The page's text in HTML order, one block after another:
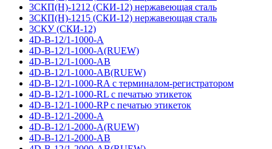
3СКП(Н)-1212 (СКИ-12) нержавеющая сталь
3СКП(Н)-1215 (СКИ-12) нержавеющая сталь
3СКУ (СКИ-12)
4D-B-12/1-1000-A
4D-B-12/1-1000-A(RUEW)
4D-B-12/1-1000-AB
4D-B-12/1-1000-AB(RUEW)
4D-B-12/1-1000-RA с терминалом-регистратором
4D-B-12/1-1000-RL с печатью этикеток
4D-B-12/1-1000-RP с печатью этикеток
4D-B-12/1-2000-A
4D-B-12/1-2000-A(RUEW)
4D-B-12/1-2000-AB